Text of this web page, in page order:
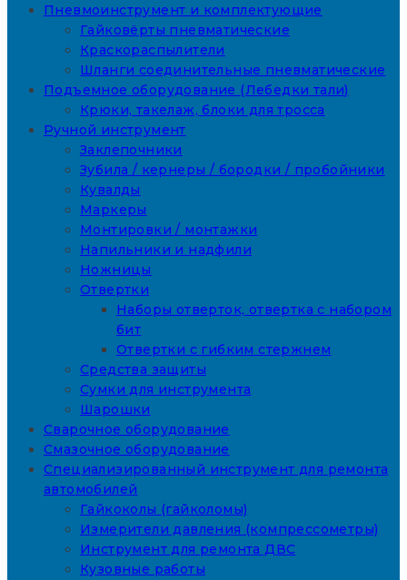
Пневмоинструмент и комплектующие
Гайковёрты пневматические
Краскораспылители
Шланги соединительные пневматические
Подъемное оборудование (Лебедки тали)
Крюки, такелаж, блоки для тросса
Ручной инструмент
Заклепочники
Зубила / кернеры / бородки / пробойники
Кувалды
Маркеры
Монтировки / монтажки
Напильники и надфили
Ножницы
Отвертки
Наборы отверток, отвертка с набором
бит
Отвертки с гибким стержнем
Средства защиты
Сумки для инструмента
Шарошки
Сварочное оборудование
Смазочное оборудование
Специализированный инструмент для ремонта
автомобилей
Гайкоколы (гайколомы)
Измерители давления (компрессометры)
Инструмент для ремонта ДВС
Кузовные работы